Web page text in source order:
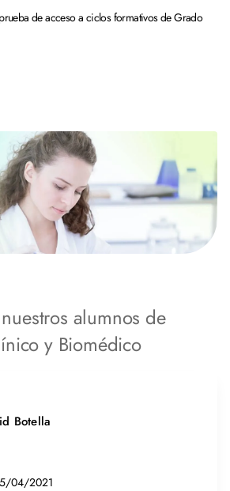
de acceso a ciclos formativos de Grado
alumnos de
y Biomédico
Botella
04/2021